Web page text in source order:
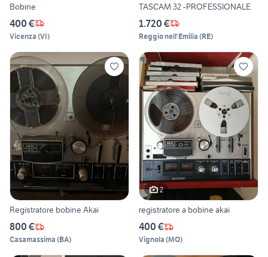
Bobine
400 €
Vicenza (VI)
TASCAM 32 -PROFESSIONALE
1.720 €
Reggio nell'Emilia (RE)
Registratore bobine Akai
800 €
Casamassima (BA)
2
registratore a bobine akai
400 €
Vignola (MO)